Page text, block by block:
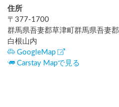
住所
〒 377-1700
群馬県吾妻郡草津町群馬県吾妻
白根山内
GoogleMap
Carstay Mapで見る